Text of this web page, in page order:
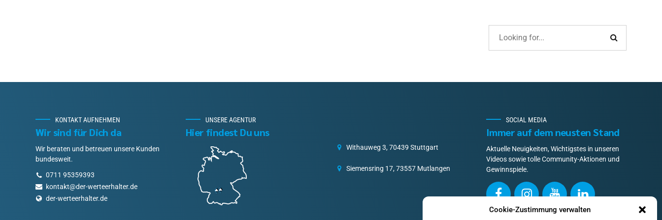
Cookie-Zustimmung verwalten
KONTAKT AUFNEHMEN
Wir sind für Dich da
Wir beraten und betreuen unsere Kunden
bundesweit.
0711 95359393
kontakt@der-werteerhalter.de
der-werteerhalter.de
UNSERE AGENTUR
Hier findest Du uns
Withauweg 3, 70439 Stuttgart
Siemensring 17, 73557 Mutlangen
SOCIAL MEDIA
Immer auf dem neusten Stand
Aktuelle Neuigkeiten, Wichtigstes in unseren
Videos sowie tolle Community-Aktionen und
Gewinnspiele.